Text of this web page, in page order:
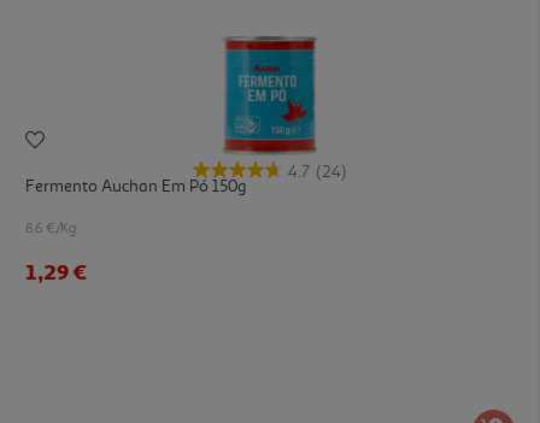
4.7 (24)
Fermento Auchan Em Pó 150g
8.6 €/Kg
1,29 €